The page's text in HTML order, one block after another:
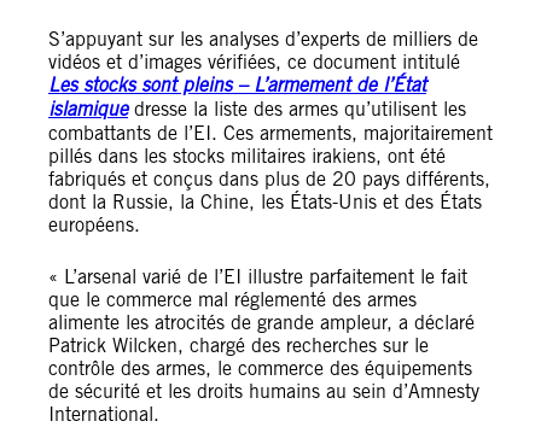
S’appuyant sur les analyses d’experts de milliers de
vidéos et d’images vérifiées, ce document intitulé
Les stocks sont pleins – L’armement de l’État
islamique dresse la liste des armes qu’utilisent les
combattants de l’EI. Ces armements, majoritairement
pillés dans les stocks militaires irakiens, ont été
fabriqués et conçus dans plus de 20 pays différents,
dont la Russie, la Chine, les États-Unis et des États
européens.
« L’arsenal varié de l’EI illustre parfaitement le fait
que le commerce mal réglementé des armes
alimente les atrocités de grande ampleur, a déclaré
Patrick Wilcken, chargé des recherches sur le
contrôle des armes, le commerce des équipements
de sécurité et les droits humains au sein d’Amnesty
International.